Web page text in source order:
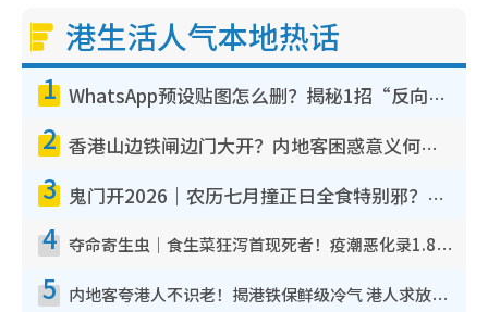
港生活人气本地热话
1 WhatsApp预设贴图怎么删？揭秘1招“反向操作”还原简洁界面 附3步实测教程
2 香港山边铁闸边门大开？内地客困惑意义何在！网友神回复：这种叫法理性防御
3 鬼门开2026｜农历七月撞正日全食特别邪？专家警告切忌做一事！揭4大禁忌+2招保平安
4 夺命寄生虫｜食生菜狂泻首现死者！疫潮恶化录1.8万宗病例 揭洗菜3大谬误
5 内地客夸港人不识老！揭港铁保鲜级冷气 港人求放过：别投诉